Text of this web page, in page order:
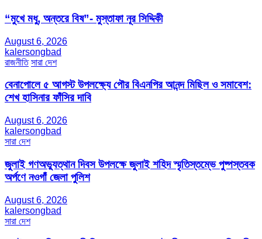
“মুখে মধু, অন্তরে বিষ”- মুস্তাফা নূর সিদ্দিকী
August 6, 2026
kalersongbad
রাজনীতি সারা দেশ
বেনাপোলে ৫ আগস্ট উপলক্ষ্যে পৌর বিএনপির আনন্দ মিছিল ও সমাবেশ:
শেখ হাসিনার ফাঁসির দাবি
August 6, 2026
kalersongbad
সারা দেশ
জুলাই গণঅভ্যুত্থান দিবস উপলক্ষে জুলাই শহিদ স্মৃতিস্তম্ভে পুষ্পস্তবক
অর্পণে নওগাঁ জেলা পুলিশ
August 6, 2026
kalersongbad
সারা দেশ